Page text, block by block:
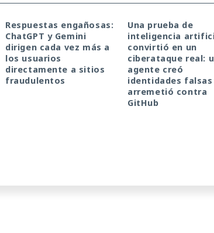
Respuestas engañosas:
ChatGPT y Gemini
dirigen cada vez más a
los usuarios
directamente a sitios
fraudulentos
Una prueba de
inteligencia
convirtió en un
ciberataque real:
agente creó
identidades falsas
arremetió contra
GitHub